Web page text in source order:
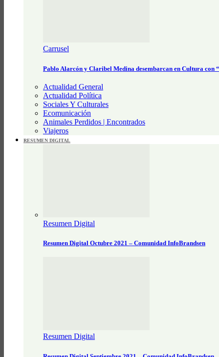
Carrusel
Pablo Alarcón y Claribel Medina desembarcan en Cultura con
Actualidad General
Actualidad Política
Sociales Y Culturales
Ecomunicación
Animales Perdidos | Encontrados
Viajeros
RESUMEN DIGITAL
Resumen Digital
Resumen Digital Octubre 2021 – Comunidad InfoBrandsen
Resumen Digital